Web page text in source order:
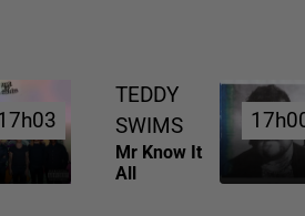
TEDDY
SWIMS
Mr Know It
All